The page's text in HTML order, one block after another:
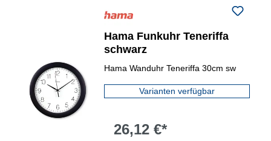
Hama Funkuhr Teneriffa
schwarz
Hama Wanduhr Teneriffa 30cm sw
Varianten verfügbar
26,12 €*